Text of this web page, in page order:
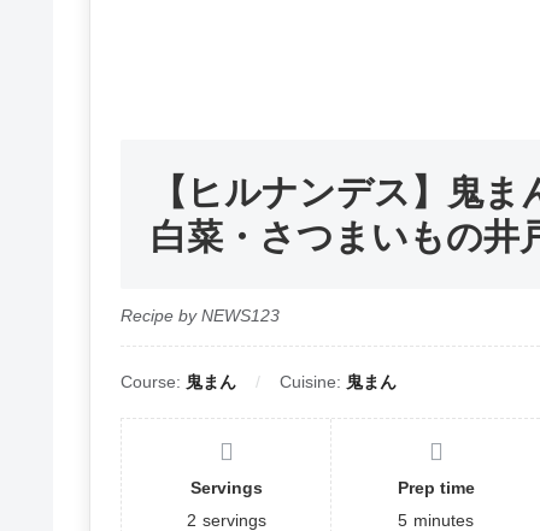
【ヒルナンデス】鬼
白菜・さつまいもの井
Recipe by NEWS123
Course: 鬼まん Cuisine: 鬼まん
Servings
2 servings
Prep time
5 minutes